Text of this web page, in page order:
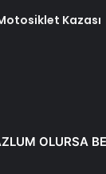
Kazası
OLURSA